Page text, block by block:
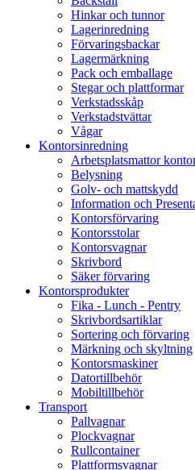
Hinkar och tunnor
Lagerinredning
Förvaringsbackar
Lagermärkning
Pack och emballage
Stegar och plattformar
Verkstadsskåp
Verkstadstvättar
Vågar
Kontorsinredning
Arbetsplatsmattor
Belysning
Golv- och mattskydd
Information och
Kontorsförvaring
Kontorsstolar
Kontorsvagnar
Skrivbord
Säker förvaring
Kontorsprodukter
Fika - Lunch - Pentry
Skrivbordsartiklar
Sortering och förvaring
Märkning och skyltning
Kontorsmaskiner
Datortillbehör
Mobiltillbehör
Transport
Pallvagnar
Plockvagnar
Rullcontainer
Plattformsvagnar